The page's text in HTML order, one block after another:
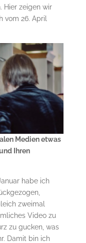
Hier zeigen wir
vom 26. April
Medien etwas
Ihren
habe ich
zweimal
Video zu
zu gucken, was
Damit bin ich